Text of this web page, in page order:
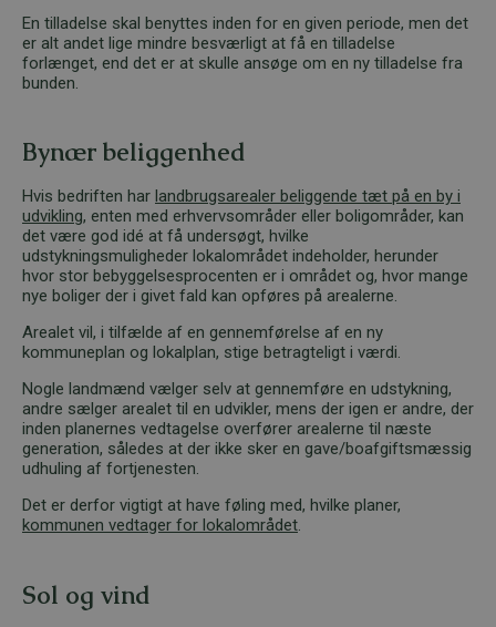
En tilladelse skal benyttes inden for en given periode, men det
er alt andet lige mindre besværligt at få en tilladelse
forlænget, end det er at skulle ansøge om en ny tilladelse fra
bunden.
Bynær beliggenhed
Hvis bedriften har landbrugsarealer beliggende tæt på en by i
udvikling, enten med erhvervsområder eller boligområder, kan
det være god idé at få undersøgt, hvilke
udstykningsmuligheder lokalområdet indeholder, herunder
hvor stor bebyggelsesprocenten er i området og, hvor mange
nye boliger der i givet fald kan opføres på arealerne.
Arealet vil, i tilfælde af en gennemførelse af en ny
kommuneplan og lokalplan, stige betragteligt i værdi.
Nogle landmænd vælger selv at gennemføre en udstykning,
andre sælger arealet til en udvikler, mens der igen er andre, der
inden planernes vedtagelse overfører arealerne til næste
generation, således at der ikke sker en gave/boafgiftsmæssig
udhuling af fortjenesten.
Det er derfor vigtigt at have føling med, hvilke planer,
kommunen vedtager for lokalområdet.
Sol og vind